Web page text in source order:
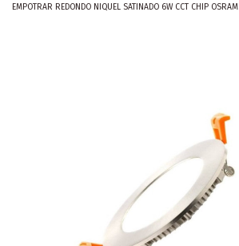
EMPOTRAR REDONDO NIQUEL SATINADO 6W CCT CHIP OSRAM